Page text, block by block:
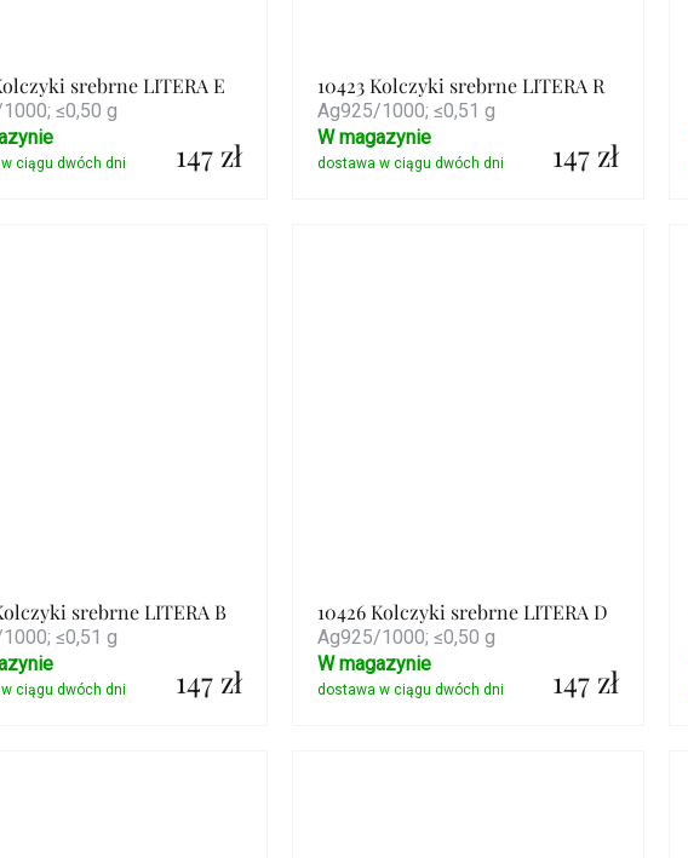
srebrne LITERA E
≤0,50 g
147 zł
10423 Kolczyki srebrne LITERA R
Ag925/1000; ≤0,51 g
147 zł
W magazynie
srebrne LITERA B
≤0,51 g
147 zł
10426 Kolczyki srebrne LITERA D
Ag925/1000; ≤0,50 g
147 zł
W magazynie